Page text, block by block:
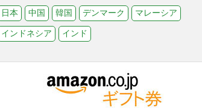
日本
中国 韓国 デンマーク マレーシア
インドネシア インド